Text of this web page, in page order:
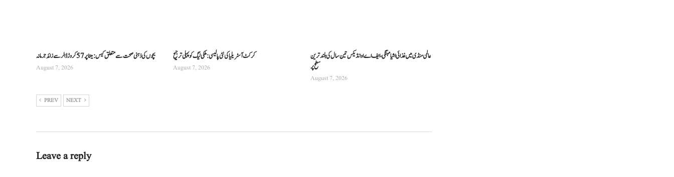
بچوں کی ذہنی صحت سے متعلق کیس: میٹا پر 57 کروڑ ڈالر سے زائد جرمانہ
August 7, 2026
کرکٹ آسٹریلیا کی نئی پالیسی: ملکی لیگ کو پہلی ترجیح
August 7, 2026
عالمی منڈی میں غذائی اشیا مہنگی، ایف اے او انڈیکس تین سال کی بلند ترین
سطح پر
August 7, 2026
PREV NEXT
Leave a reply